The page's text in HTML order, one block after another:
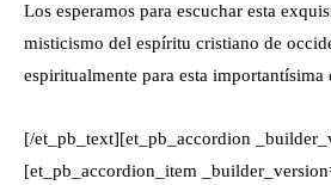
Los esperamos para escuchar esta
misticismo del espíritu cristiano de
espiritualmente para esta
[/et_pb_text][et_pb_accordion
[et_pb_accordion_item